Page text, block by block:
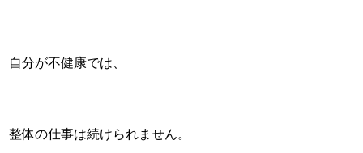
自分が不健康では、
整体の仕事は続けられません。